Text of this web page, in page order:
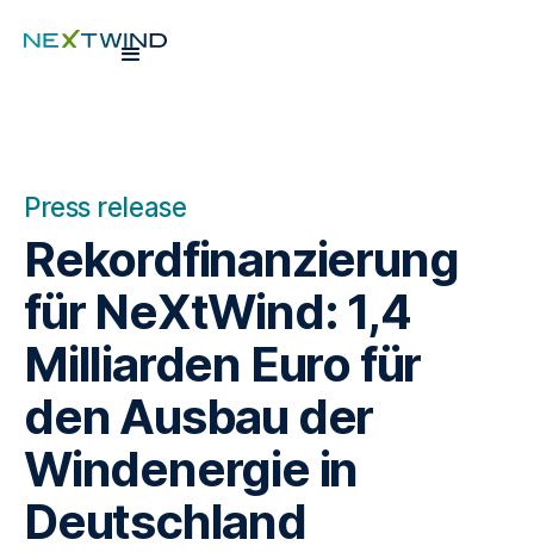
Press release
Rekordfinanzierung
für NeXtWind: 1,4
Milliarden Euro für
den Ausbau der
Windenergie in
Deutschland